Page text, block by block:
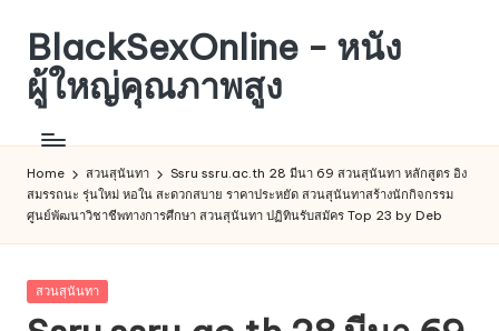
content
BlackSexOnline - หนัง
ผู้ใหญ่คุณภาพสูง
Home สวนสุนันทา
Ssru ssru.ac.th 28 มีนา 69 สวนสุนันทา หลักสูตร อิง
สมรรถนะ รุ่นใหม่ หอใน สะดวกสบาย ราคาประหยัด สวนสุนันทาสร้างนักกิจกรรม
ศูนย์พัฒนาวิชาชีพทางการศึกษา สวนสุนันทา ปฏิทินรับสมัคร Top 23 by Deb
Posted
สวนสุนันทา